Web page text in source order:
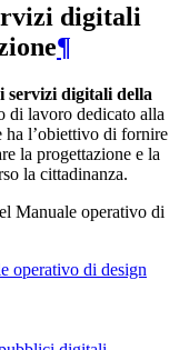
digitali
¶
servizi digitali della
di lavoro dedicato alla
l’obiettivo di fornire
la progettazione e la
la cittadinanza.
Manuale operativo di
operativo di design